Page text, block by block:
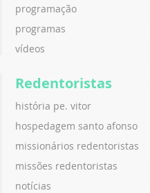
programação
programas
vídeos
Redentoristas
história pe. vitor
hospedagem santo afonso
missionários redentoristas
missões redentoristas
notícias